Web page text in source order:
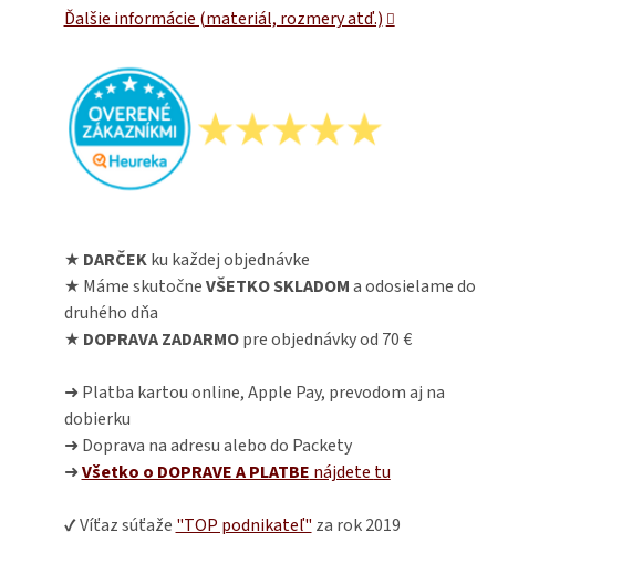
Ďalšie informácie (materiál, rozmery atď.)
★ DARČEKku každej objednávke
★ Máme skutočneVŠETKO SKLADOMa odosielame do
druhého dňa
★ DOPRAVA ZADARMOpre objednávky od 70 €
➜ Platba kartou online, Apple Pay, prevodom aj na
dobierku
➜ Doprava na adresu alebo do Packety
➜Všetko o DOPRAVE A PLATBE nájdete tu
✔ Víťaz súťaže "TOP podnikateľ" za rok 2019